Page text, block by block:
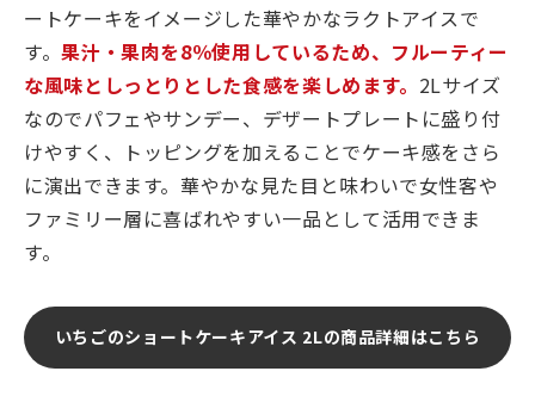
ートケーキをイメージした華やかなラクトアイスで
す。果汁・果肉を8％使用しているため、フルーティー
な風味としっとりとした食感を楽しめます。 2Lサイズ
なのでパフェやサンデー、デザートプレートに盛り付
けやすく、トッピングを加えることでケーキ感をさら
に演出できます。華やかな見た目と味わいで女性客や
ファミリー層に喜ばれやすい一品として活用できま
す。
いちごのショートケーキアイス 2Lの商品詳細はこちら